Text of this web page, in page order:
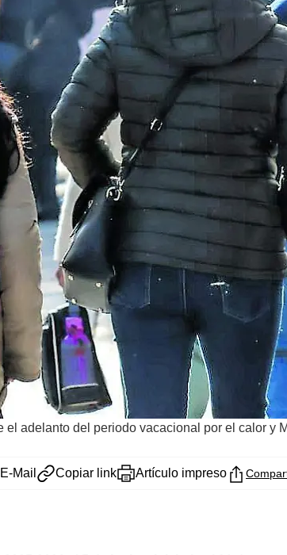
el adelanto del periodo vacacional por el calor y
E-Mail Copiar link Artículo impreso